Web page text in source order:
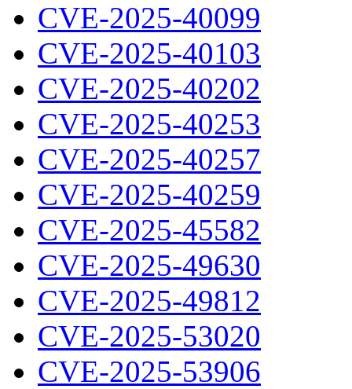
CVE-2025-40099
CVE-2025-40103
CVE-2025-40202
CVE-2025-40253
CVE-2025-40257
CVE-2025-40259
CVE-2025-45582
CVE-2025-49630
CVE-2025-49812
CVE-2025-53020
CVE-2025-53906